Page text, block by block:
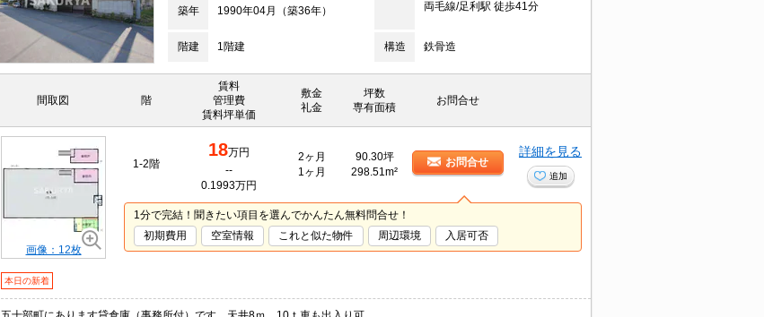
両毛線/足利駅 徒歩41分
築年 1990年04月（築36年）
階建 1階建 構造 鉄骨造
間取図 階
賃料
管理費
賃料坪単価
敷金
礼金
坪数
専有面積
お問合せ
画像：12枚
1-2階
18万円
--
0.1993万円
2ヶ月
1ヶ月
90.30坪
298.51m²
お問合せ
詳細を見る
追加
1分で完結！聞きたい項目を選んでかんたん無料問合せ！
初期費用
空室情報 これと似た物件 周辺環境 入居可否
本日の新着